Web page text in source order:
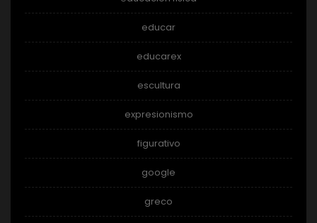
educar
educarex
escultura
expresionismo
figurativo
google
greco